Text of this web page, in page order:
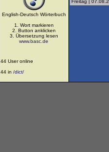
English-Deutsch Wörterbuch
1. Wort markieren
2. Button anklicken
3. Übersetzung lesen
www.basc.de
44 User online
44 in /dict/
Freitag |